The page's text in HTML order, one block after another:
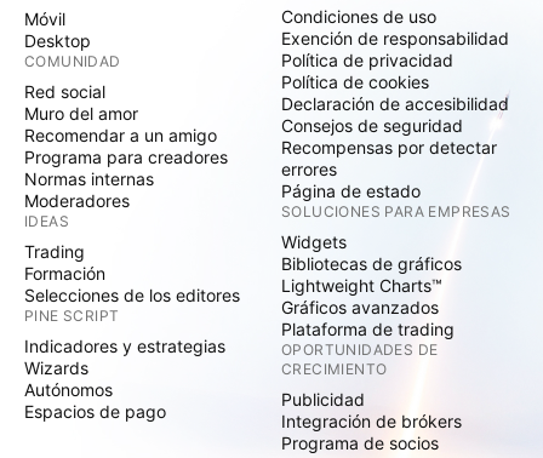
Móvil
Desktop
COMUNIDAD
Red social
Muro del amor
Recomendar a un amigo
Programa para creadores
Normas internas
Moderadores
IDEAS
Trading
Formación
Selecciones de los editores
PINE SCRIPT
Indicadores y estrategias
Wizards
Autónomos
Espacios de pago
Condiciones de uso
Exención de responsabilidad
Política de privacidad
Política de cookies
Declaración de accesibilidad
Consejos de seguridad
Recompensas por detectar
errores
Página de estado
SOLUCIONES PARA EMPRESAS
Widgets
Bibliotecas de gráficos
Lightweight Charts™
Gráficos avanzados
Plataforma de trading
OPORTUNIDADES DE
CRECIMIENTO
Publicidad
Integración de brókers
Programa de socios